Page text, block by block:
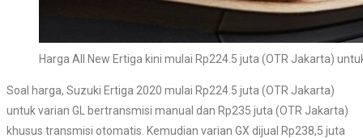
Harga All New Ertiga kini mulai Rp224.5 juta (OTR Jakarta)
Soal harga, Suzuki Ertiga 2020 mulai Rp224.5 juta (OTR Jakarta)
untuk varian GL bertransmisi manual dan Rp235 juta (OTR Jakarta)
khusus transmisi otomatis. Kemudian varian GX dijual Rp238,5 juta